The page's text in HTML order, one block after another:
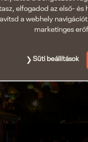
elfogadod az első- és
a webhely
marketinges
Süti beállítások